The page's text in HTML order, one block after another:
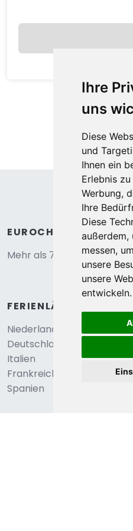
Ihre
uns
Diese
und
Ihnen ein
Erlebnis
Werbung,
Ihre
Diese
außerdem,
messen,
unsere
unsere
entwickeln.
Tiny Wagon two-
water
Almere, Flevoland,
Romantischer
2Personen
1Schlafzimmer